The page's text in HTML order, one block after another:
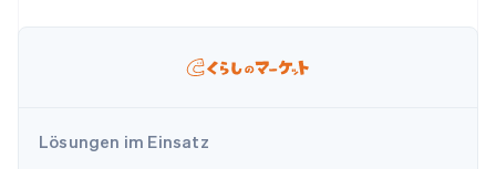
Finanzdaten
Product roadmap
Ausblick
Medien und
Gemeinnützige
Organisationen
Einzelhandel
Ressourcen
Entwickler-Blog
Lösungen im Einsatz